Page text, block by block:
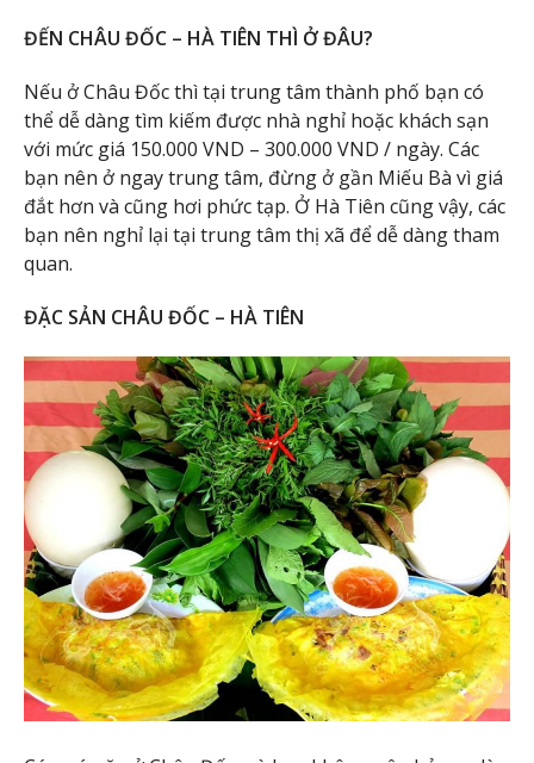
ĐẾN CHÂU ĐỐC – HÀ TIÊN THÌ Ở ĐÂU?
Nếu ở Châu Đốc thì tại trung tâm thành phố bạn có
thể dễ dàng tìm kiếm được nhà nghỉ hoặc khách sạn
với mức giá 150.000 VND – 300.000 VND / ngày. Các
bạn nên ở ngay trung tâm, đừng ở gần Miếu Bà vì giá
đắt hơn và cũng hơi phức tạp. Ở Hà Tiên cũng vậy, các
bạn nên nghỉ lại tại trung tâm thị xã để dễ dàng tham
quan.
ĐẶC SẢN CHÂU ĐỐC – HÀ TIÊN